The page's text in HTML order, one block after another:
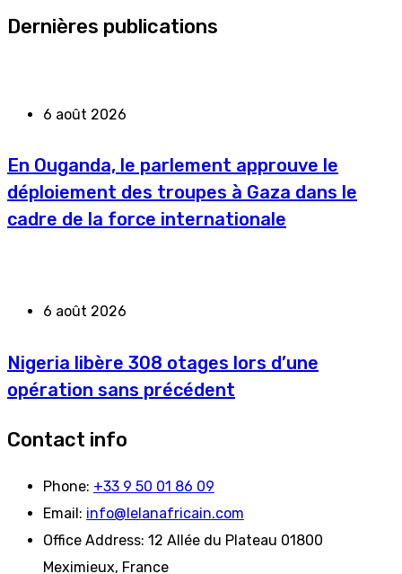
Dernières publications
6 août 2026
En Ouganda, le parlement approuve le
déploiement des troupes à Gaza dans le
cadre de la force internationale
6 août 2026
Nigeria libère 308 otages lors d’une
opération sans précédent
Contact info
Phone: +33 9 50 01 86 09
Email: info@lelanafricain.com
Office Address: 12 Allée du Plateau 01800
Meximieux, France